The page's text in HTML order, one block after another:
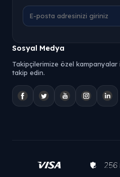
Sosyal Medya
Takipçilerimize özel
takip edin.